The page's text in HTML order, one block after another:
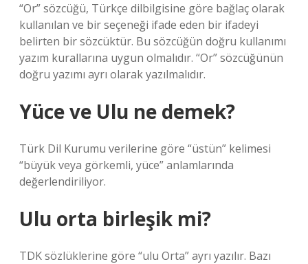
“Or” sözcüğü, Türkçe dilbilgisine göre bağlaç olarak
kullanılan ve bir seçeneği ifade eden bir ifadeyi
belirten bir sözcüktür. Bu sözcüğün doğru kullanımı
yazım kurallarına uygun olmalıdır. “Or” sözcüğünün
doğru yazımı ayrı olarak yazılmalıdır.
Yüce ve Ulu ne demek?
Türk Dil Kurumu verilerine göre “üstün” kelimesi
“büyük veya görkemli, yüce” anlamlarında
değerlendiriliyor.
Ulu orta birleşik mi?
TDK sözlüklerine göre “ulu Orta” ayrı yazılır. Bazı